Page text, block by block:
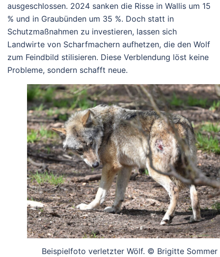
ausgeschlossen. 2024 sanken die Risse in Wallis um 15
% und in Graubünden um 35 %. Doch statt in
Schutzmaßnahmen zu investieren, lassen sich
Landwirte von Scharfmachern aufhetzen, die den Wolf
zum Feindbild stilisieren. Diese Verblendung löst keine
Probleme, sondern schafft neue.
Beispielfoto verletzter Wölf. © Brigitte Sommer